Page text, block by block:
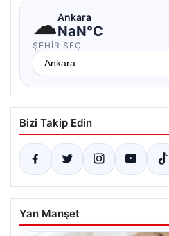
☁Ankara
NaN°C
ŞEHIR SEÇ
Bizi Takip Edin
Yan Manşet